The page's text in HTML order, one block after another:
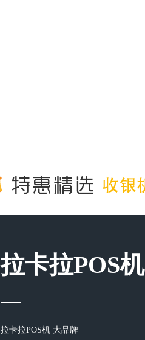
拉卡拉POS机
拉卡拉POS机 大品牌